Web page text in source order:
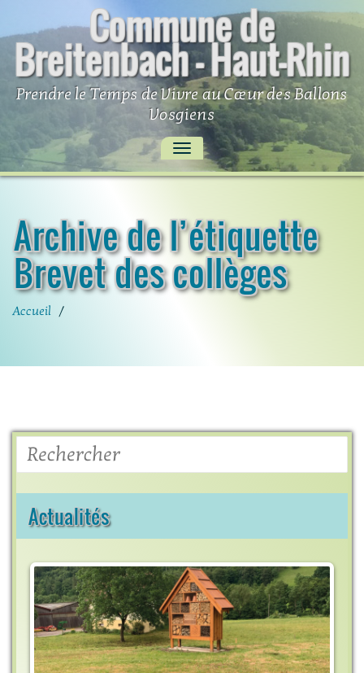
to
content
Commune de
Breitenbach – Haut-Rhin
Prendre le Temps de Vivre au Cœur des Ballons
Vosgiens
AFFICHER/MASQUER
LA
NAVIGATION
Archive de l’étiquette
Brevet des collèges
Accueil /
Rechercher
Actualités